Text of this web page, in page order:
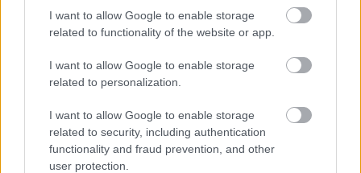
I want to allow Google to enable storage
related to functionality of the website or app.
I want to allow Google to enable storage
related to personalization.
I want to allow Google to enable storage
related to security, including authentication
functionality and fraud prevention, and other
user protection.
미국 농무부(USDA)의 연구에 따르면 트리뷰트(Tribute)와
딜라이트(Delite) 같은 딸기 품종에서 엘라그산 함량이 높은
개발하는 데 도움이 될 수 있습니다.
딸기 추출물이 항암 효과를 가질 수 있음을 보여줍니다. 딸
기 품종에 따라 효과가 다르기 때문에 암 예방에 더 효과적
인 품종도 있습니다.